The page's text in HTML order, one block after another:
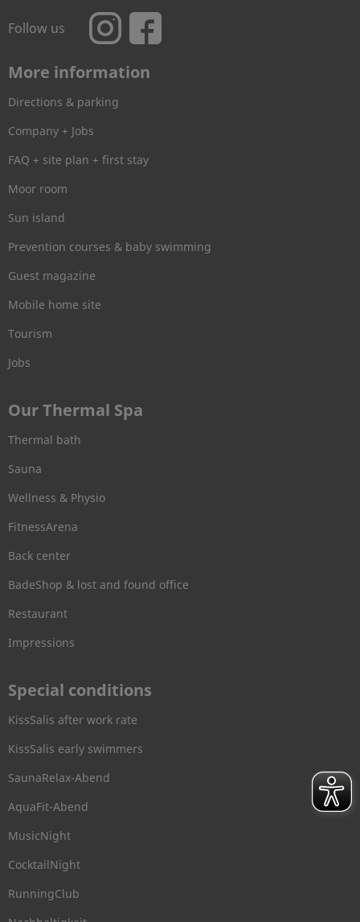
Follow us
More information
Directions & parking
Company + Jobs
FAQ + site plan + first stay
Moor room
Sun island
Prevention courses & baby swimming
Guest magazine
Mobile home site
Tourism
Jobs
Our Thermal Spa
Thermal bath
Sauna
Wellness & Physio
FitnessArena
Back center
BadeShop & lost and found office
Restaurant
Impressions
Special conditions
KissSalis after work rate
KissSalis early swimmers
SaunaRelax-Abend
AquaFit-Abend
MusicNight
CocktailNight
RunningClub